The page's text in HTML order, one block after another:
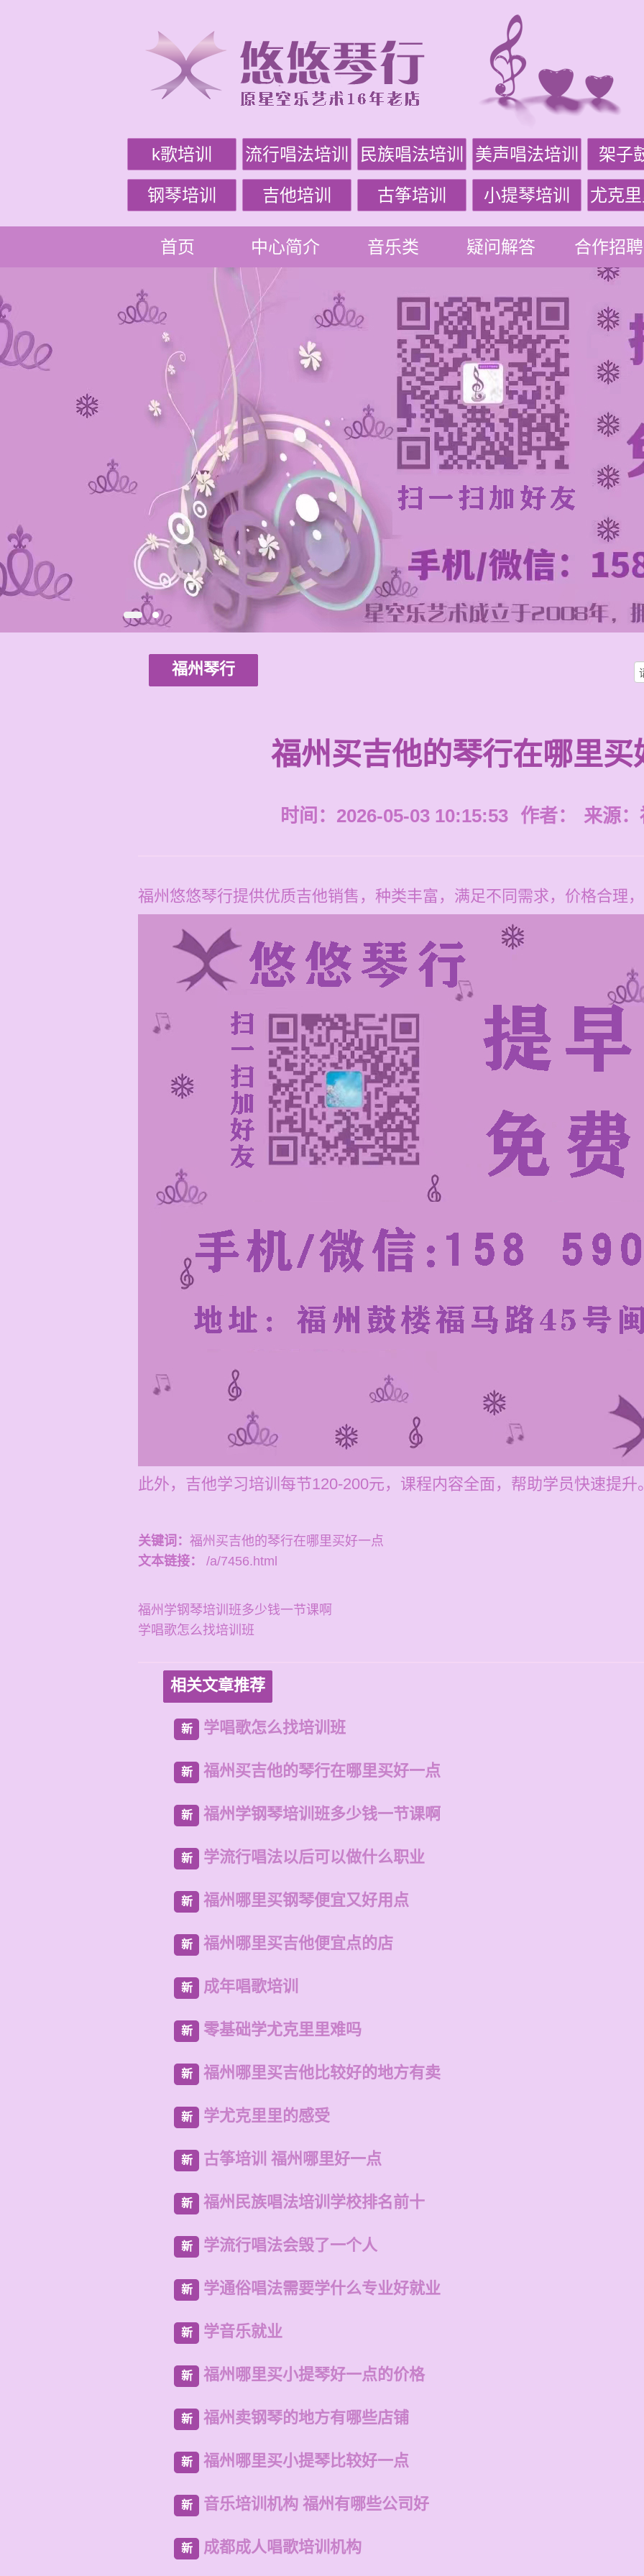
k歌培训 流行唱法培训 民族唱法培训 美声唱法培训 架子
钢琴培训 吉他培训 古筝培训 小提琴培训 尤克
首页 中心简介 音乐类 疑问解答 合作招聘
福州琴行
福州买吉他的琴行在哪里买
时间：2026-05-03 10:15:53 作者： 来源：
福州悠悠琴行提供优质吉他销售，种类丰富，满足不同需求，价格合理
此外，吉他学习培训每节120-200元，课程内容全面，帮助学员快速提升
关键词： 福州买吉他的琴行在哪里买好一点
文本链接：
/a/7456.html
福州学钢琴培训班多少钱一节课啊
学唱歌怎么找培训班
相关文章推荐
新 学唱歌怎么找培训班
新 福州买吉他的琴行在哪里买好一点
新 福州学钢琴培训班多少钱一节课啊
新 学流行唱法以后可以做什么职业
新 福州哪里买钢琴便宜又好用点
新 福州哪里买吉他便宜点的店
新 成年唱歌培训
新 零基础学尤克里里难吗
新 福州哪里买吉他比较好的地方有卖
新 学尤克里里的感受
新 古筝培训 福州哪里好一点
新 福州民族唱法培训学校排名前十
新 学流行唱法会毁了一个人
新 学通俗唱法需要学什么专业好就业
新 学音乐就业
新 福州哪里买小提琴好一点的价格
新 福州卖钢琴的地方有哪些店铺
新 福州哪里买小提琴比较好一点
新 音乐培训机构 福州有哪些公司好
新 成都成人唱歌培训机构